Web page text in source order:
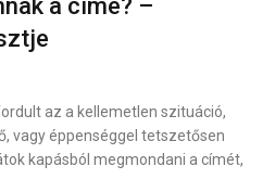
a címe? –
az a kellemetlen szituáció,
vagy éppenséggel tetszetősen
kapásból megmondani a címét,